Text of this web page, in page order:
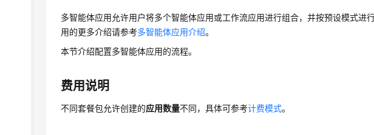
多智能体应用允许用户将多个智能体应用或工作流应用进行组合，并按预设模式进
用的更多介绍请参考多智能体应用介绍。
本节介绍配置多智能体应用的流程。
费用说明
不同套餐包允许创建的应用数量不同，具体可参考计费模式。